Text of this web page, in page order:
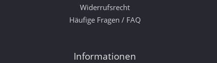
Widerrufsrecht
Häufige Fragen / FAQ
Informationen